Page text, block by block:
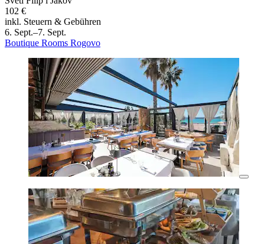
102 €
inkl. Steuern & Gebühren
6. Sept.–7. Sept.
Boutique Rooms Rogovo